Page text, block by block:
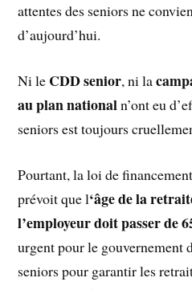
attentes des seniors ne
d’aujourd’hui.
Ni le CDD senior, ni la
au plan nationaln’ont eu
seniors est toujours
Pourtant, la loi de
prévoit que l‘âge de la
l’employeur doit passer de
urgent pour le gouvernement
seniors pour garantir les